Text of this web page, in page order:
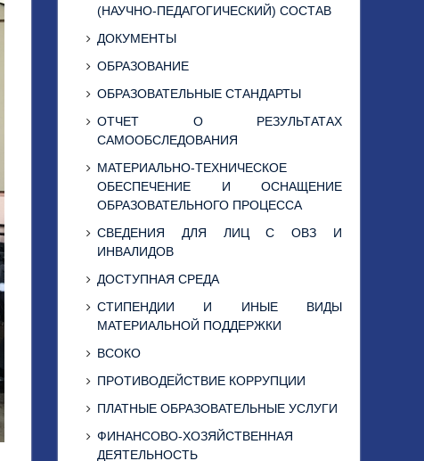
(НАУЧНО-ПЕДАГОГИЧЕСКИЙ) СОСТАВ
ДОКУМЕНТЫ
ОБРАЗОВАНИЕ
ОБРАЗОВАТЕЛЬНЫЕ СТАНДАРТЫ
ОТЧЕТ О РЕЗУЛЬТАТАХ
САМООБСЛЕДОВАНИЯ
МАТЕРИАЛЬНО-ТЕХНИЧЕСКОЕ
ОБЕСПЕЧЕНИЕ И ОСНАЩЕНИЕ
ОБРАЗОВАТЕЛЬНОГО ПРОЦЕССА
СВЕДЕНИЯ ДЛЯ ЛИЦ С ОВЗ И
ИНВАЛИДОВ
ДОСТУПНАЯ СРЕДА
СТИПЕНДИИ И ИНЫЕ ВИДЫ
МАТЕРИАЛЬНОЙ ПОДДЕРЖКИ
ВСОКО
ПРОТИВОДЕЙСТВИЕ КОРРУПЦИИ
ПЛАТНЫЕ ОБРАЗОВАТЕЛЬНЫЕ УСЛУГИ
ФИНАНСОВО-ХОЗЯЙСТВЕННАЯ
ДЕЯТЕЛЬНОСТЬ